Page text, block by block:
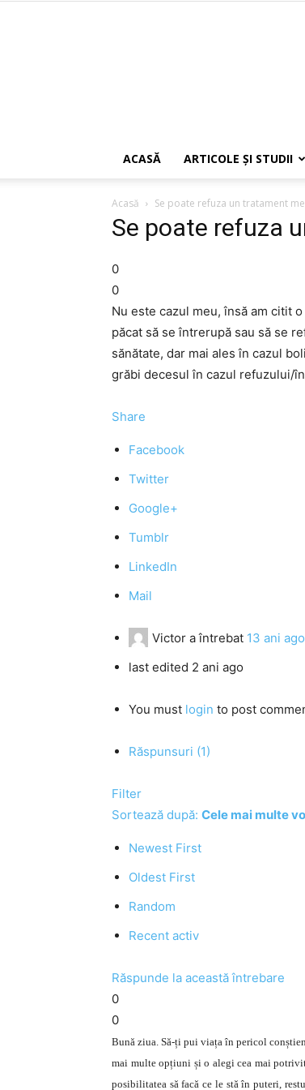
ACASĂ ARTICOLE ŞI STUDII
Acasă Se poate refuza un tratament
Se poate refuza
0
0
Nu este cazul meu, însă am citit
păcat să se întrerupă sau să se
sănătate, dar mai ales în cazul
grăbi decesul în cazul refuzului/
Share
Facebook
Twitter
Google+
Tumblr
LinkedIn
Mail
Victor a întrebat 13 ani ago
last edited 2 ani ago
You must login to post
Răspunsuri (1)
Filter
Sortează după: Cele mai multe
Newest First
Oldest First
Random
Recent activ
Răspunde la această întrebare
0
0
Bună ziua. Să-ți pui viața în pericol
mai multe opțiuni și o alegi cea mai
posibilitatea să facă ce le stă în puteri,